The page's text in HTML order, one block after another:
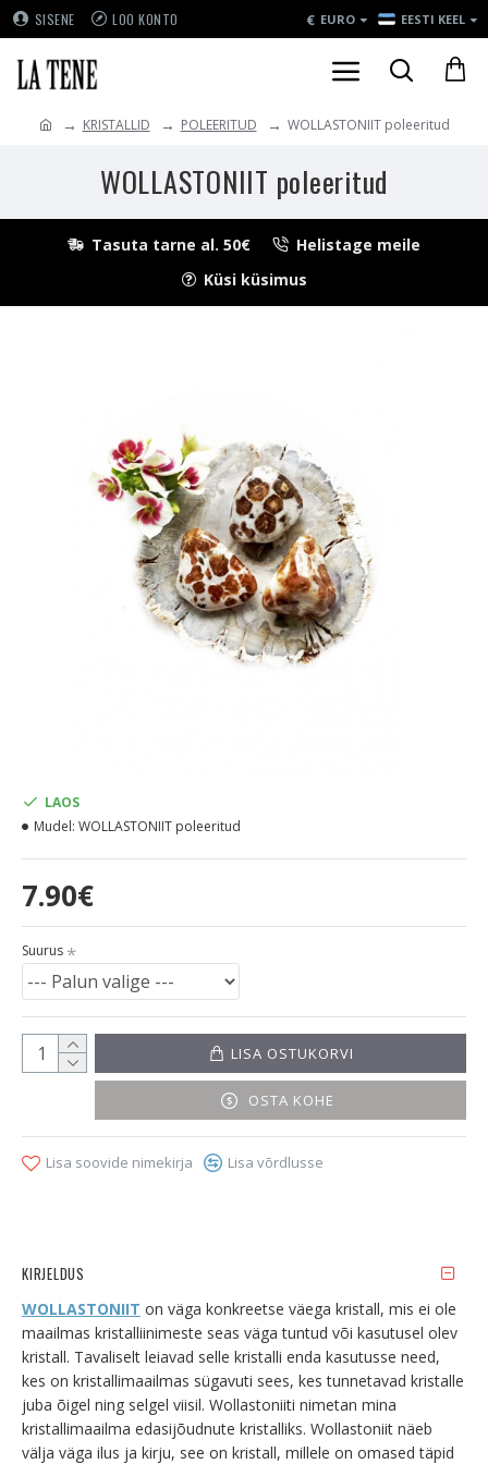
SISENE LOO KONTO € EURO EESTI KEEL
KRISTALLID POLEERITUD WOLLASTONIIT poleeritud
WOLLASTONIIT poleeritud
Tasuta tarne al. 50€
Helistage meile
Küsi küsimus
7.90€
LAOS
Mudel: WOLLASTONIIT poleeritud
Suurus
LISA OSTUKORVI
OSTA KOHE
Lisa soovide nimekirja Lisa võrdlusse
KIRJELDUS
WOLLASTONIIT on väga konkreetse väega kristall, mis ei ole
maailmas kristalliinimeste seas väga tuntud või kasutusel olev
kristall. Tavaliselt leiavad selle kristalli enda kasutusse need,
kes on kristallimaailmas sügavuti sees, kes tunnetavad kristalle
juba õigel ning selgel viisil. Wollastoniiti nimetan mina
kristallimaailma edasijõudnute kristalliks. Wollastoniit näeb
välja väga ilus ja kirju, see on kristall, millele on omased täpid